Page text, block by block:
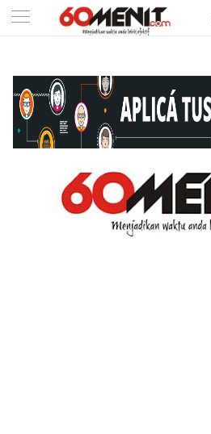
-->